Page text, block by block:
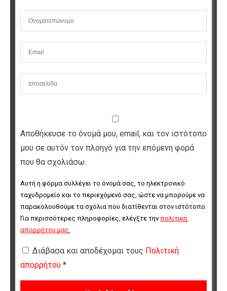
Αποθήκευσε το όνομά μου, email, και τον ιστότοπο
μου σε αυτόν τον πλοηγό για την επόμενη φορά
που θα σχολιάσω.
Αυτή η φόρμα συλλέγει το όνομά σας, το ηλεκτρονικό
ταχυδρομείο και το περιεχόμενό σας, ώστε να μπορούμε να
παρακολουθούμε τα σχόλια που διατίθενται στον ιστότοπο.
Για περισσότερες πληροφορίες, ελέγξτε την πολιτική
απορρήτου μας
Διάβασα και αποδέχομαι τους Πολιτική
απορρήτου *